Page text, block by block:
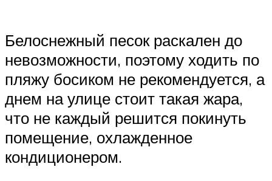
Белоснежный песок раскален до
невозможности, поэтому ходить по
пляжу босиком не рекомендуется, а
днем на улице стоит такая жара,
что не каждый решится покинуть
помещение, охлажденное
кондиционером.